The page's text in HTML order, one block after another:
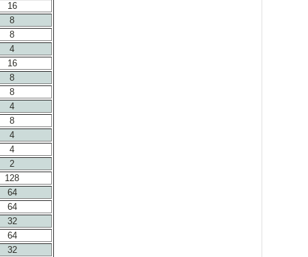
16
8
8
4
16
8
8
4
8
4
4
2
128
64
64
32
64
32